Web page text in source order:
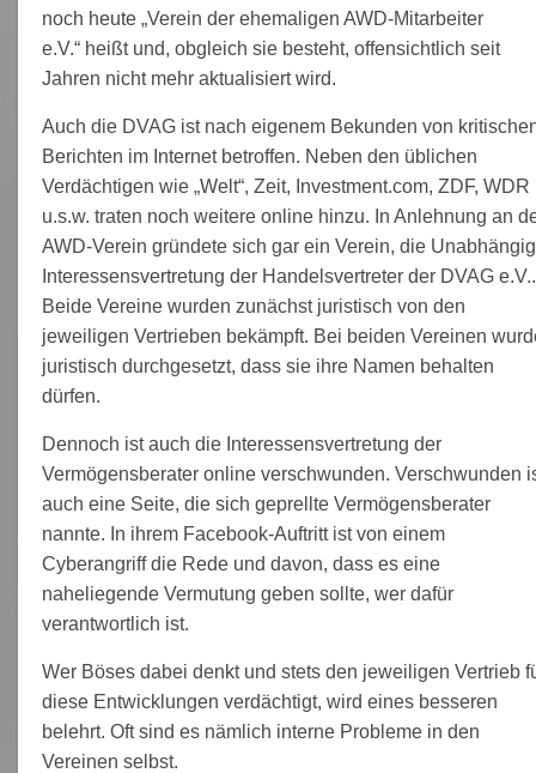
noch heute „Verein der ehemaligen AWD-Mitarbeiter
e.V.“ heißt und, obgleich sie besteht, offensichtlich seit
Jahren nicht mehr aktualisiert wird.
Auch die DVAG ist nach eigenem Bekunden von
Berichten im Internet betroffen. Neben den üblichen
Verdächtigen wie „Welt“, Zeit, Investment.com, ZDF, WDR
u.s.w. traten noch weitere online hinzu. In Anlehnung an
AWD-Verein gründete sich gar ein Verein, die
Interessensvertretung der Handelsvertreter der DVAG e.V..
Beide Vereine wurden zunächst juristisch von den
jeweiligen Vertrieben bekämpft. Bei beiden Vereinen
juristisch durchgesetzt, dass sie ihre Namen behalten
dürfen.
Dennoch ist auch die Interessensvertretung der
Vermögensberater online verschwunden. Verschwunden
auch eine Seite, die sich geprellte Vermögensberater
nannte. In ihrem Facebook-Auftritt ist von einem
Cyberangriff die Rede und davon, dass es eine
naheliegende Vermutung geben sollte, wer dafür
verantwortlich ist.
Wer Böses dabei denkt und stets den jeweiligen Vertrieb
diese Entwicklungen verdächtigt, wird eines besseren
belehrt. Oft sind es nämlich interne Probleme in den
Vereinen selbst.